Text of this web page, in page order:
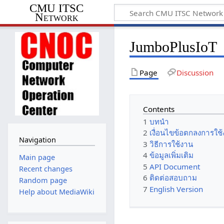
CMU ITSC
Network
JumboPlusIoT
Page Discussion
Contents
1 บทนำ
2 เงื่อนไขข้อตกลงการใ
3 วิธีการใช้งาน
4 ข้อมูลเพิ่มเติม
5 API Document
6 ติดต่อสอบถาม
7 English Version
Navigation
Main page
Recent changes
Random page
Help about MediaWiki